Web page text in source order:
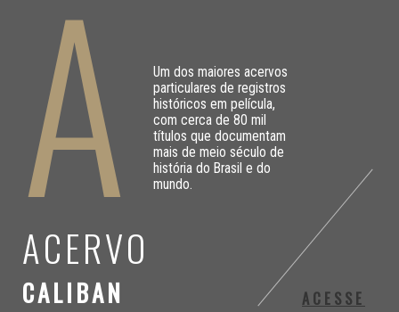
A
Um dos maiores acervos
particulares de registros
históricos em película,
com cerca de 80 mil
títulos que documentam
mais de meio século de
história do Brasil e do
mundo.
ACERVO
CALIBAN ACESSE